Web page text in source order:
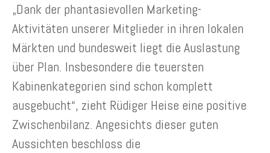
„Dank der phantasievollen Marketing-
Aktivitäten unserer Mitglieder in ihren lokalen
Märkten und bundesweit liegt die Auslastung
über Plan. Insbesondere die teuersten
Kabinenkategorien sind schon komplett
ausgebucht“, zieht Rüdiger Heise eine positive
Zwischenbilanz. Angesichts dieser guten
Aussichten beschloss die